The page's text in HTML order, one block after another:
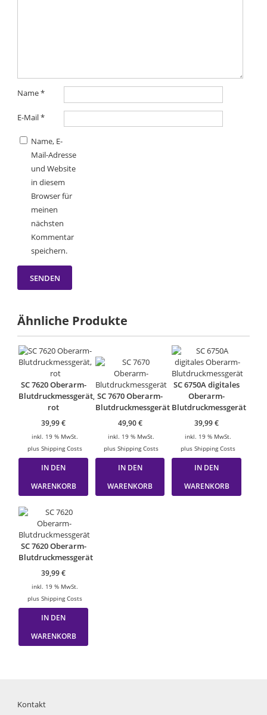
Name*
E-Mail*
Name, E-
Mail-Adresse
und Website
in diesem
Browser für
meinen
nächsten
Kommentar
speichern.
Ähnliche Produkte
SC 7620 Oberarm-
Blutdruckmessgerät,
rot
39,99€
inkl. 19 % MwSt.
plus Shipping Costs
IN DEN
WARENKORB
SC 7670 Oberarm-
Blutdruckmessgerät
49,90€
inkl. 19 % MwSt.
plusShipping Costs
IN DEN
WARENKORB
SC 6750A digitales
Oberarm-
Blutdruckmessgerät
39,99€
inkl. 19 % MwSt.
plus Shipping Costs
IN DEN
WARENKORB
SC 7620 Oberarm-
Blutdruckmessgerät
39,99€
inkl. 19 % MwSt.
plus Shipping Costs
IN DEN
WARENKORB
Kontakt